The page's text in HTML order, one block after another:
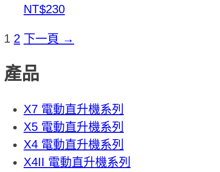
NT$230
1 2 下一頁 →
產品
X7 電動直升機系列
X5 電動直升機系列
X4 電動直升機系列
X4II 電動直升機系列